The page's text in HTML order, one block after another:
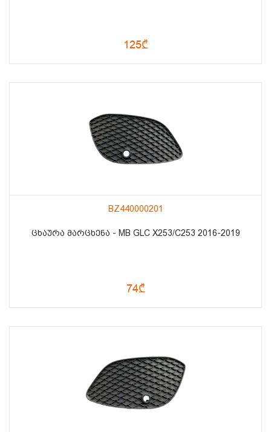
125₾
BZ440000201
ᲪᲮᲐᲣᲠᲐ ᲛᲐᲠᲪᲮᲔᲜᲐ - MB GLC X253/C253 2016-2019
74₾